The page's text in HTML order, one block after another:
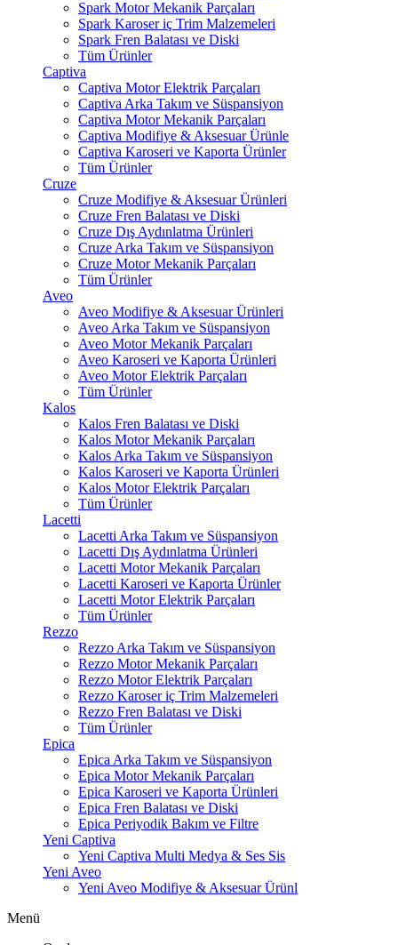
Spark Motor Mekanik Parçaları
Spark Karoser iç Trim Malzemeleri
Spark Fren Balatası ve Diski
Tüm Ürünler
Captiva
Captiva Motor Elektrik Parçaları
Captiva Arka Takım ve Süspansiyon
Captiva Motor Mekanik Parçaları
Captiva Modifiye & Aksesuar Ürünle
Captiva Karoseri ve Kaporta Ürünler
Tüm Ürünler
Cruze
Cruze Modifiye & Aksesuar Ürünleri
Cruze Fren Balatası ve Diski
Cruze Dış Aydınlatma Ürünleri
Cruze Arka Takım ve Süspansiyon
Cruze Motor Mekanik Parçaları
Tüm Ürünler
Aveo
Aveo Modifiye & Aksesuar Ürünleri
Aveo Arka Takım ve Süspansiyon
Aveo Motor Mekanik Parçaları
Aveo Karoseri ve Kaporta Ürünleri
Aveo Motor Elektrik Parçaları
Tüm Ürünler
Kalos
Kalos Fren Balatası ve Diski
Kalos Motor Mekanik Parçaları
Kalos Arka Takım ve Süspansiyon
Kalos Karoseri ve Kaporta Ürünleri
Kalos Motor Elektrik Parçaları
Tüm Ürünler
Lacetti
Lacetti Arka Takım ve Süspansiyon
Lacetti Dış Aydınlatma Ürünleri
Lacetti Motor Mekanik Parçaları
Lacetti Karoseri ve Kaporta Ürünler
Lacetti Motor Elektrik Parçaları
Tüm Ürünler
Rezzo
Rezzo Arka Takım ve Süspansiyon
Rezzo Motor Mekanik Parçaları
Rezzo Motor Elektrik Parçaları
Rezzo Karoser iç Trim Malzemeleri
Rezzo Fren Balatası ve Diski
Tüm Ürünler
Epica
Epica Arka Takım ve Süspansiyon
Epica Motor Mekanik Parçaları
Epica Karoseri ve Kaporta Ürünleri
Epica Fren Balatası ve Diski
Epica Periyodik Bakım ve Filtre
Yeni Captiva
Yeni Captiva Multi Medya & Ses Sis
Yeni Aveo
Yeni Aveo Modifiye & Aksesuar Ürünl
Menü